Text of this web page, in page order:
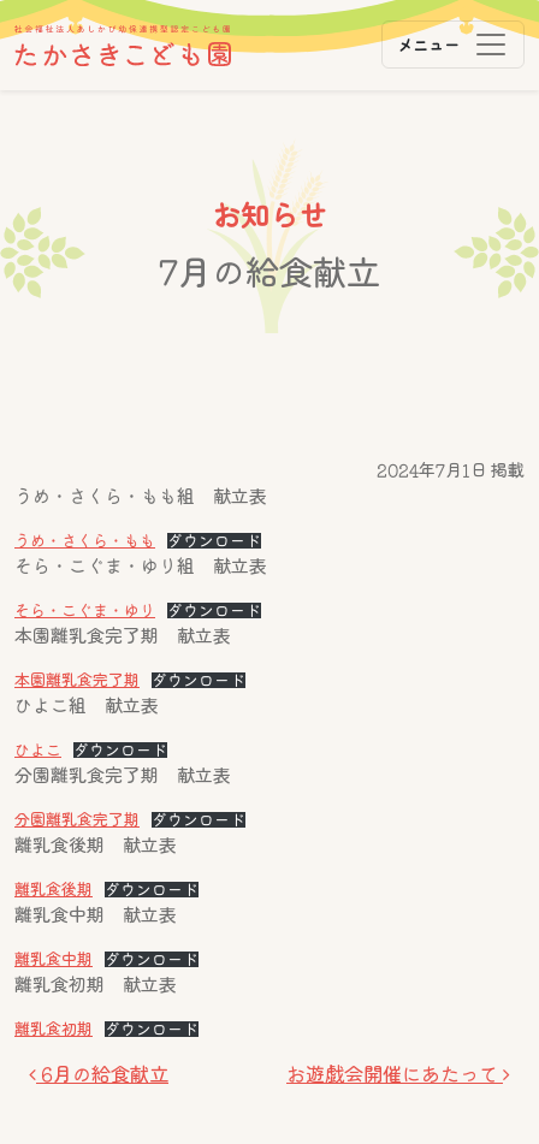
メインナビゲーション メニュー
お知らせ
7月の給食献立
2024年7月1日 掲載
うめ・さくら・もも組 献立表
うめ・さくら・もも ダウンロード
そら・こぐま・ゆり組 献立表
そら・こぐま・ゆり ダウンロード
本園離乳食完了期 献立表
本園離乳食完了期 ダウンロード
ひよこ組 献立表
ひよこ ダウンロード
分園離乳食完了期 献立表
分園離乳食完了期 ダウンロード
離乳食後期 献立表
離乳食後期 ダウンロード
離乳食中期 献立表
離乳食中期 ダウンロード
離乳食初期 献立表
離乳食初期 ダウンロード
投稿ナビゲーション
6月の給食献立 お遊戯会開催にあたって